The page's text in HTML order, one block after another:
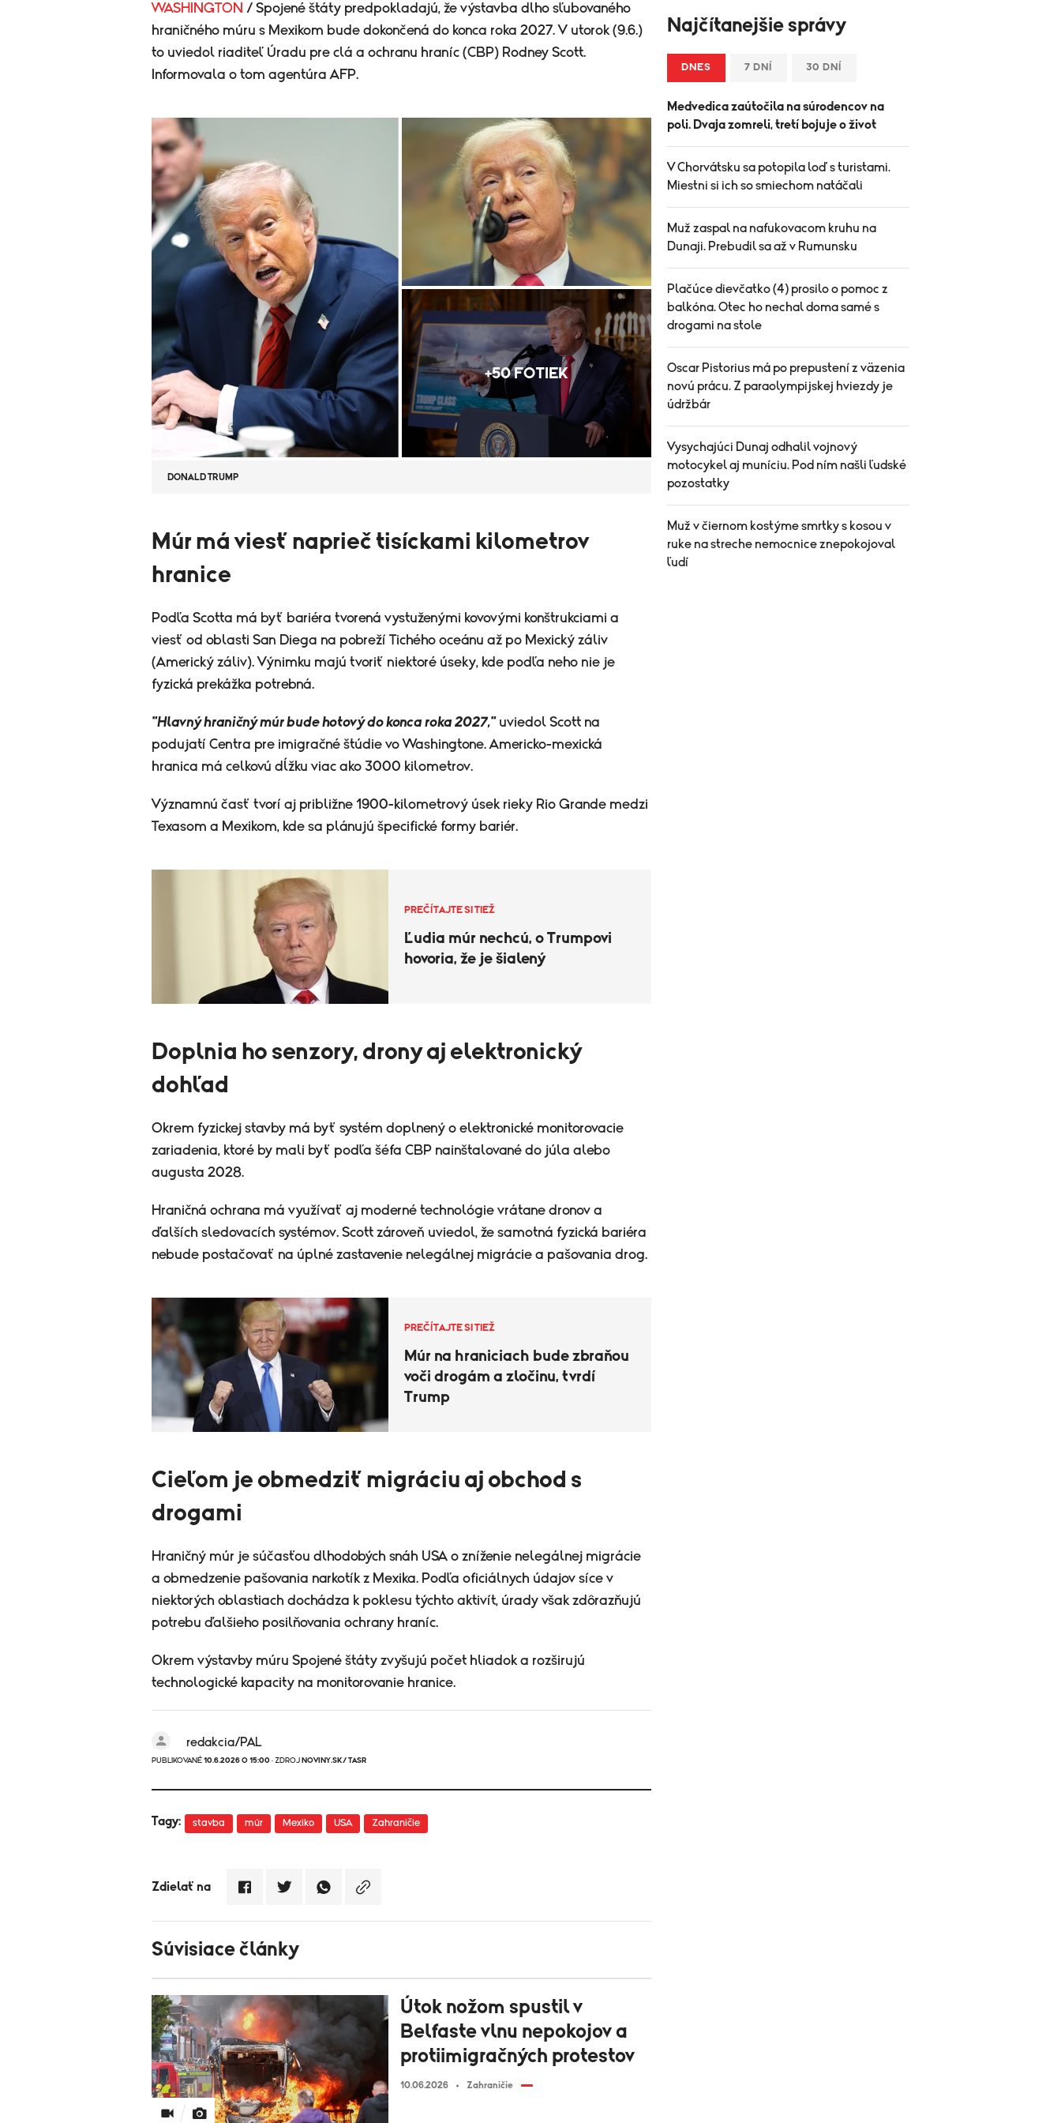
WASHINGTON / Spojené štáty predpokladajú, že výstavba dlho sľubovaného
hraničného múru s Mexikom bude dokončená do konca roka 2027. V utorok (9.6.)
to uviedol riaditeľ Úradu pre clá a ochranu hraníc (CBP) Rodney Scott.
Informovala o tom agentúra AFP.
+50 FOTIEK
DONALD TRUMP
Múr má viesť naprieč tisíckami kilometrov
hranice
Podľa Scotta má byť bariéra tvorená vystuženými kovovými konštrukciami a
viesť od oblasti San Diega na pobreží Tichého oceánu až po Mexický záliv
(Americký záliv). Výnimku majú tvoriť niektoré úseky, kde podľa neho nie je
fyzická prekážka potrebná.
"Hlavný hraničný múr bude hotový do konca roka 2027,"uviedol Scott na
podujatí Centra pre imigračné štúdie vo Washingtone. Americko-mexická
hranica má celkovú dĺžku viac ako 3000 kilometrov.
Významnú časť tvorí aj približne 1900-kilometrový úsek rieky Rio Grande medzi
Texasom a Mexikom, kde sa plánujú špecifické formy bariér.
PREČÍTAJTE SI TIEŽ
Ľudia múr nechcú, o Trumpovi
hovoria, že je šialený
Doplnia ho senzory, drony aj elektronický
dohľad
Okrem fyzickej stavby má byť systém doplnený o elektronické monitorovacie
zariadenia, ktoré by mali byť podľa šéfa CBP nainštalované do júla alebo
augusta 2028.
Hraničná ochrana má využívať aj moderné technológie vrátane dronov a
ďalších sledovacích systémov. Scott zároveň uviedol, že samotná fyzická bariéra
nebude postačovať na úplné zastavenie nelegálnej migrácie a pašovania drog.
PREČÍTAJTE SI TIEŽ
Múr na hraniciach bude zbraňou
voči drogám a zločinu, tvrdí
Trump
Cieľom je obmedziť migráciu aj obchod s
drogami
Hraničný múr je súčasťou dlhodobých snáh USA o zníženie nelegálnej migrácie
a obmedzenie pašovania narkotík z Mexika. Podľa oficiálnych údajov síce v
niektorých oblastiach dochádza k poklesu týchto aktivít, úrady však zdôrazňujú
potrebu ďalšieho posilňovania ochrany hraníc.
Okrem výstavby múru Spojené štáty zvyšujú počet hliadok a rozširujú
technologické kapacity na monitorovanie hranice.
redakcia/PAL
PUBLIKOVANÉ 10.6.2026 O 15:00 · ZDROJ NOVINY.SK/ TASR
Tagy: stavba múr Mexiko USA Zahraničie
Zdielať na
Súvisiace články
Útok nožom spustil v
Belfaste vlnu nepokojov a
protiimigračných protestov
10.06.2026 Zahraničie
Najčítanejšie správy
DNES 7 DNÍ 30 DNÍ
Medvedica zaútočila na súrodencov na
poli. Dvaja zomreli, tretí bojuje o život
V Chorvátsku sa potopila loď s turistami.
Miestni si ich so smiechom natáčali
Muž zaspal na nafukovacom kruhu na
Dunaji. Prebudil sa až v Rumunsku
Plačúce dievčatko (4) prosilo o pomoc z
balkóna. Otec ho nechal doma samé s
drogami na stole
Oscar Pistorius má po prepustení z väzenia
novú prácu. Z paraolympijskej hviezdy je
údržbár
Vysychajúci Dunaj odhalil vojnový
motocykel aj muníciu. Pod ním našli ľudské
pozostatky
Muž v čiernom kostýme smrtky s kosou v
ruke na streche nemocnice znepokojoval
ľudí